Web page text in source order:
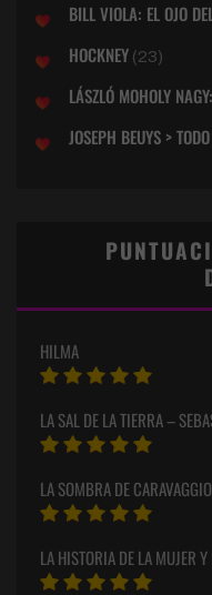
BILL VIOLA: EL OJO
HOCKNEY (23)
LÁSZLÓ MOHOLY
JOSEPH BEUYS >
HILMA
LA SAL DE LA TIERRA –
LA SOMBRA DE CARAVAGGIO
LA HISTORIA DE LA MUJER Y